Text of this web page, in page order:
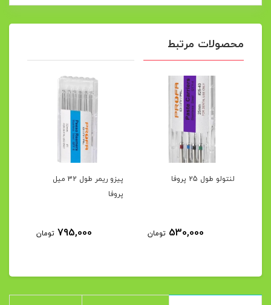
محصولات مرتبط
لنتولو طول 25 پروفا
530,000 تومان
پیزو ریمر طول 32 میل
پروفا
795,000 تومان